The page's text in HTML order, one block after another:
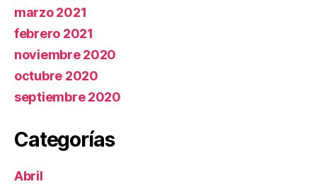
marzo 2021
febrero 2021
noviembre 2020
octubre 2020
septiembre 2020
Categorías
Abril